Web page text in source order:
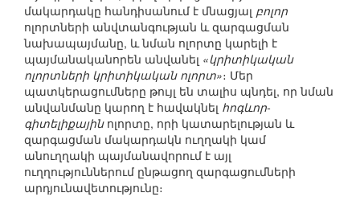
մակարդակը հանդիսանում է մնացյալ բոլոր
ոլորտների անվտանգության և զարգացման
նախապայմանը, և նման ոլորտը կարելի է
պայմանականորեն անվանել «կրիտիկական
ոլորտների կրիտիկական ոլորտ»։ Մեր
պատկերացումները թույլ են տալիս պնդել, որ նման
անվանմանը կարող է հավակնել հոգևոր-
գիտելիքայինոլորտը, որի կատարելության և
զարգացման մակարդակն ուղղակի կամ
անուղղակի պայմանավորում է այլ
ուղղություններում ընթացող զարգացումների
արդյունավետությունը։